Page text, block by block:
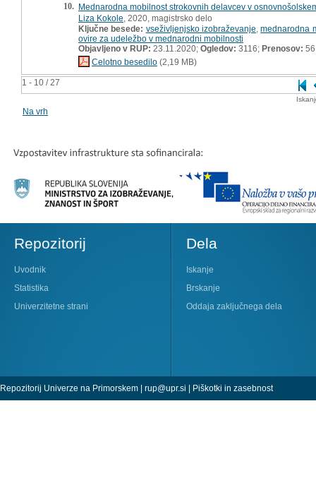
1 - 10 / 27
10. Mednarodna mobilnost strokovnih delavcev v
Liza Kokole , 2020, magistrsko delo
Ključne besede: vseživljenjsko izobraževanje ,mednarodna
ovire za udeležbo v mednarodni mobilnosti
Objavljeno v RUP: 23.11.2020; Ogledov: 3116; Prenosov: 56
Celotno besedilo (2,19 MB)
Na vrh
Repozitorij
Uvodnik
Statistika
Univerzitetne strani
Dela
Iskanje
Brskanje
Oddaja zaključnega dela
Repozitorij Univerze na Primorskem | rup@upr.si | Piškotki in zasebnost